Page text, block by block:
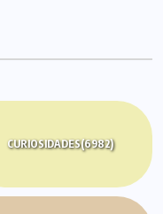
CURIOSIDADES(6982)